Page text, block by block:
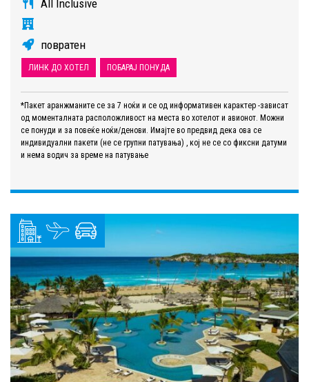
All Inclusive
повратен
ЛИНК ДО ХОТЕЛ ПОБАРАЈ ПОНУДА
*Пакет аранжманите се за 7 ноќи и се од информативен карактер -зависат
од моменталната расположливост на места во хотелот и авионот. Можни
се понуди и за повеќе ноќи/денови. Имајте во предвид дека ова се
индивидуални пакети (не се групни патувања) , кој не се со фиксни датуми
и нема водич за време на патување